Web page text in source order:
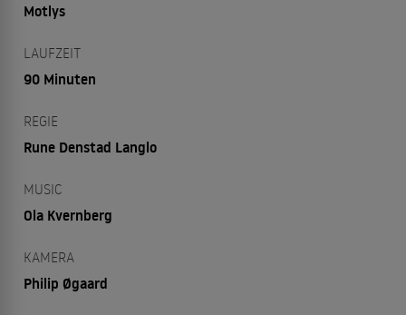
Motlys
LAUFZEIT
90 Minuten
REGIE
Rune Denstad Langlo
MUSIC
Ola Kvernberg
KAMERA
Philip Øgaard